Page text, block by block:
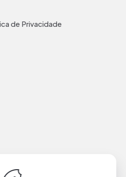
de Privacidade